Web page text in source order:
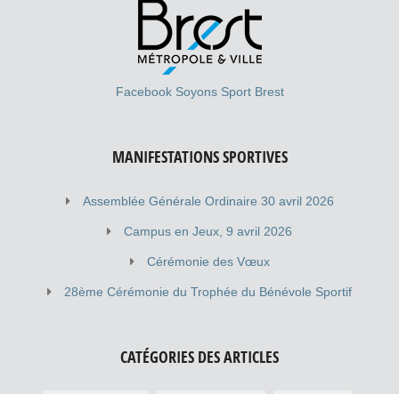
Facebook Soyons Sport Brest
MANIFESTATIONS SPORTIVES
Assemblée Générale Ordinaire 30 avril 2026
Campus en Jeux, 9 avril 2026
Cérémonie des Vœux
28ème Cérémonie du Trophée du Bénévole Sportif
CATÉGORIES DES ARTICLES